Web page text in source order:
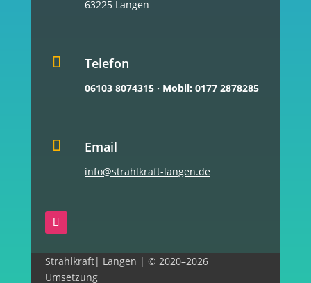
63225 Langen
 Telefon
06103 8074315· Mobil: 0177 2878285
 Email
info@strahlkraft-langen.de
Strahlkraft| Langen | © 2020–2026
Umsetzung